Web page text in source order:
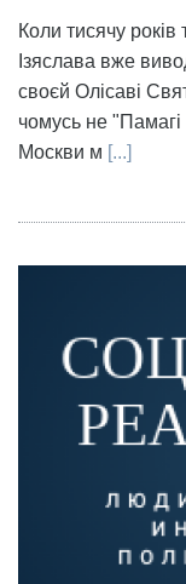
Коли тисячу років
Ізяслава вже
своєй Олісаві
чомусь не "Памагі
Москви м [...]